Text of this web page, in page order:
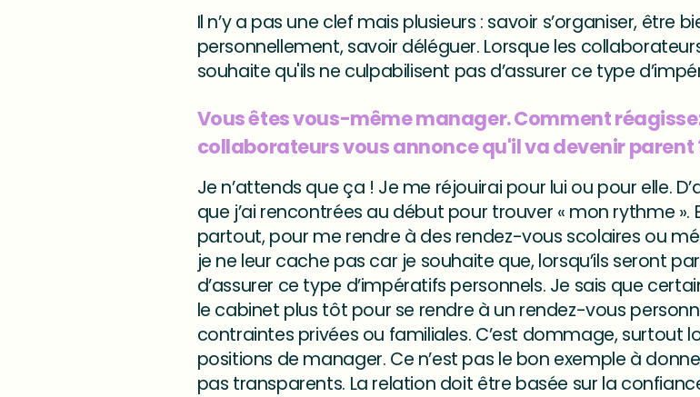
Il n’y a pas une clef mais plusieurs : savoir s’organiser,
personnellement, savoir déléguer. Lorsque les
souhaite qu'ils ne culpabilisent pas d’assurer ce type
Vous êtes vous-même manager. Comment
collaborateurs vous annonce qu'il va devenir parent
Je n’attends que ça ! Je me réjouirai pour lui ou pour elle.
que j’ai rencontrées au début pour trouver « mon rythme ».
partout, pour me rendre à des rendez-vous scolaires ou
je ne leur cache pas car je souhaite que, lorsqu’ils seront
d’assurer ce type d’impératifs personnels. Je sais que
le cabinet plus tôt pour se rendre à un rendez-vous
contraintes privées ou familiales. C’est dommage, surtout
positions de manager. Ce n’est pas le bon exemple à
pas transparents. La relation doit être basée sur la